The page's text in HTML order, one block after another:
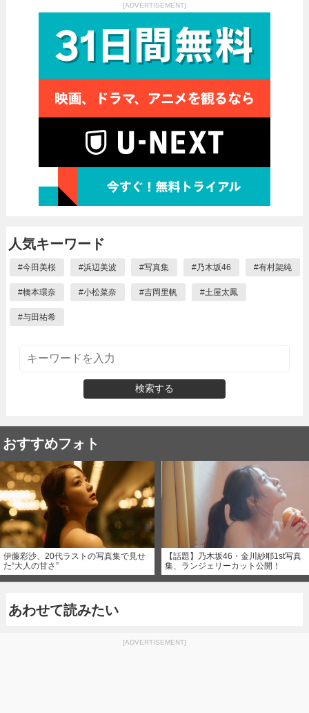
[ADVERTISEMENT]
人気キーワード
#今田美桜 #浜辺美波 #写真集 #乃木坂46 #有村架純
#橋本環奈 #小松菜奈 #吉岡里帆 #土屋太鳳
#与田祐希
検索する
おすすめフォト
伊藤彩沙、20代ラストの写真集で見せ
た“大人の甘さ”
【話題】乃木坂46・金川紗耶1st写真
集、ランジェリーカット公開！
あわせて読みたい
[ADVERTISEMENT]